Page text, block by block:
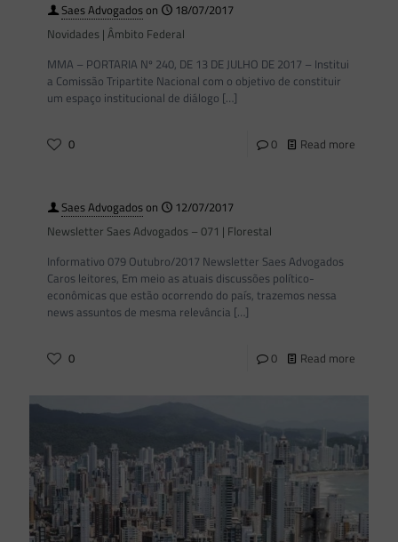
Saes Advogadoson
18/07/2017
Novidades | Âmbito Federal
MMA – PORTARIA Nº 240, DE 13 DE JULHO DE 2017 – Institui
a Comissão Tripartite Nacional com o objetivo de constituir
um espaço institucional de diálogo […]
0 0 Read more
Saes Advogadoson
12/07/2017
Newsletter Saes Advogados – 071 | Florestal
Informativo 079 Outubro/2017 Newsletter Saes Advogados
Caros leitores, Em meio as atuais discussões político-
econômicas que estão ocorrendo do país, trazemos nessa
news assuntos de mesma relevância […]
0 0 Read more